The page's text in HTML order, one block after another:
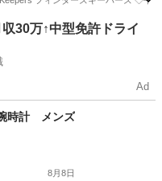
ション サイト
収30万↑中型免許ドライ
Ad
時計 メンズ
8月8日